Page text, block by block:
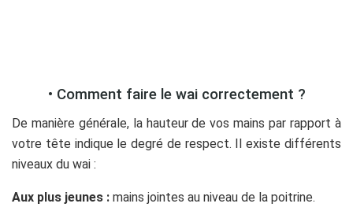
• Comment faire le wai correctement ?
De manière générale, la hauteur de vos mains par rapport à
votre tête indique le degré de respect. Il existe différents
niveaux du wai :
Aux plus jeunes : mains jointes au niveau de la poitrine.